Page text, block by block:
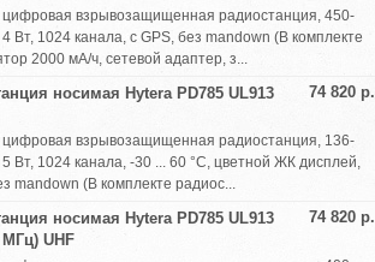
взрывозащищенная радиостанция, 450-
Вт, 1024 канала, с GPS, без mandown (В комплекте
2000 мА/ч, сетевой адаптер, з...
74 820 р.
носимая Hytera PD785 UL913
взрывозащищенная радиостанция, 136-
Вт, 1024 канала, -30 ... 60 °С, цветной ЖК дисплей,
mandown (В комплекте радиос...
74 820 р.
носимая Hytera PD785 UL913
МГц) UHF